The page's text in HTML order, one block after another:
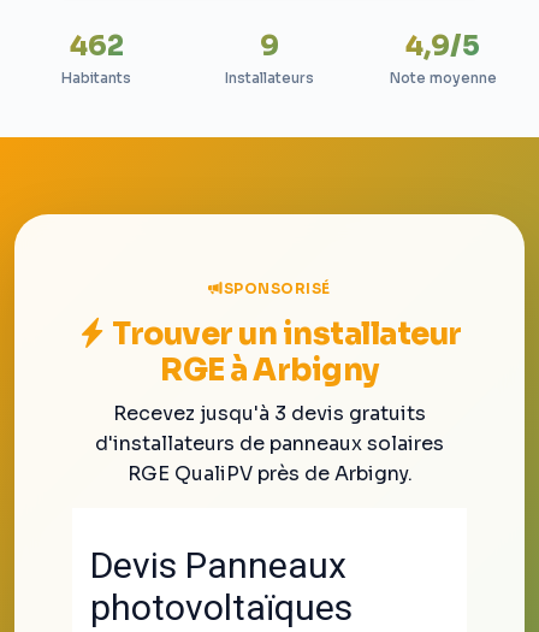
462
Habitants
9
Installateurs
4,9/5
Note moyenne
SPONSORISÉ
Trouver un installateur
RGE à Arbigny
Recevez jusqu'à 3 devis gratuits
d'installateurs de panneaux solaires
RGE QualiPV près de Arbigny.
Devis Panneaux
photovoltaïques